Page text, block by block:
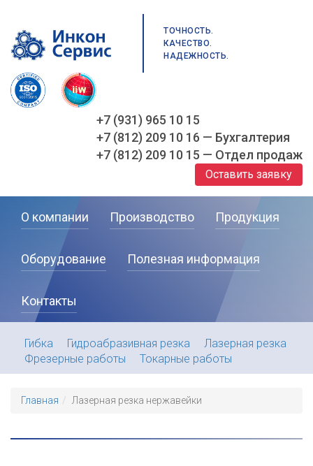
ТОЧНОСТЬ.
КАЧЕСТВО.
НАДЕЖНОСТЬ.
+7 (931) 965 10 15
+7 (812) 209 10 16 — Бухгалтерия
+7 (812) 209 10 15 — Отдел продаж
Оставить заявку
О компании Производство Продукция
Оборудование Полезная информация
Контакты
Гибка Гидроабразивная резка
Лазерная резка
Фрезерные работы
Токарные работы
Главная Лазерная резка нержавейки